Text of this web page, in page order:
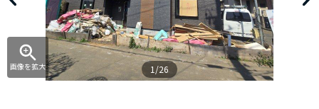
画像を拡大 1/26